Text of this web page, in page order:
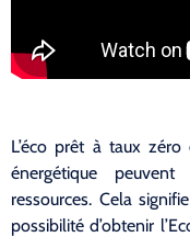
L’éco prêt à taux
énergétique
ressources. Cela
possibilité d’obtenir